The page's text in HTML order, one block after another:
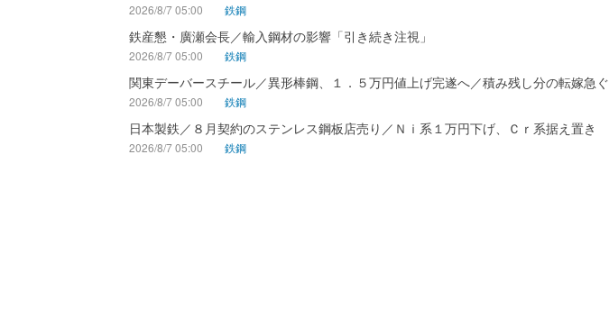
2026/8/7 05:00 鉄鋼
鉄産懇・廣瀬会長／輸入鋼材の影響「引き続き注視」
2026/8/7 05:00 鉄鋼
関東デーバースチール／異形棒鋼、１．５万円値上げ完遂へ／積み残し分の転嫁急ぐ
2026/8/7 05:00 鉄鋼
日本製鉄／８月契約のステンレス鋼板店売り／Ｎｉ系１万円下げ、Ｃｒ系据え置き
2026/8/7 05:00 鉄鋼